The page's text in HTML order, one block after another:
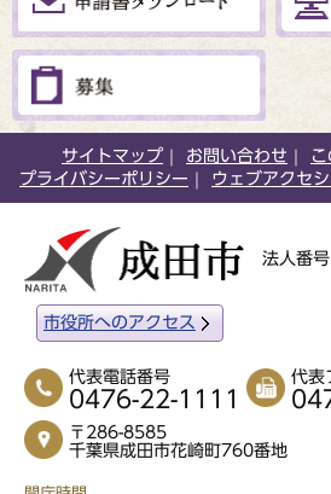
サイトマップ お問い合わせ
プライバシーポリシー
ウェブアクセ
法人番
市役所へのアクセス
代表電話番号
0476-22-1111
代表
〒286-8585
千葉県成田市花崎町760番地